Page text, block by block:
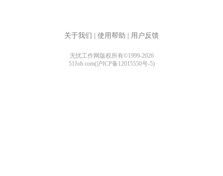
关于我们 使用帮助 用户反馈
无忧工作网版权所有©1999-2026
51Job.com(沪ICP备12015550号-5)